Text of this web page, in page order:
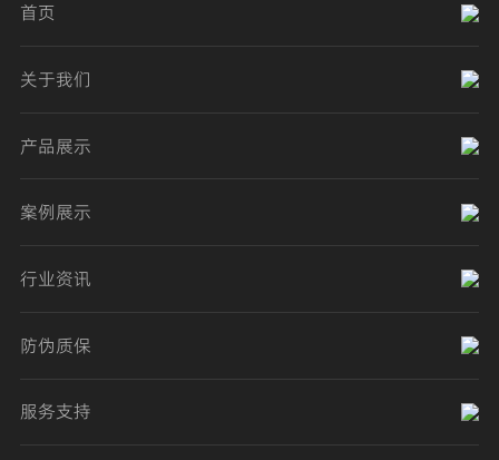
首页
关于我们
产品展示
案例展示
行业资讯
防伪质保
服务支持